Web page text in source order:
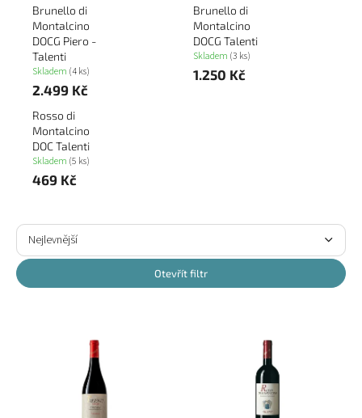
Brunello di
Montalcino
DOCG Piero -
Talenti
Skladem (4 ks)
2.499 Kč
Brunello di
Montalcino
DOCG Talenti
Skladem (3 ks)
1.250 Kč
Rosso di
Montalcino
DOC Talenti
Skladem (5 ks)
469 Kč
Ř
z
e
n
Nejlevnější
Otevřít filtr